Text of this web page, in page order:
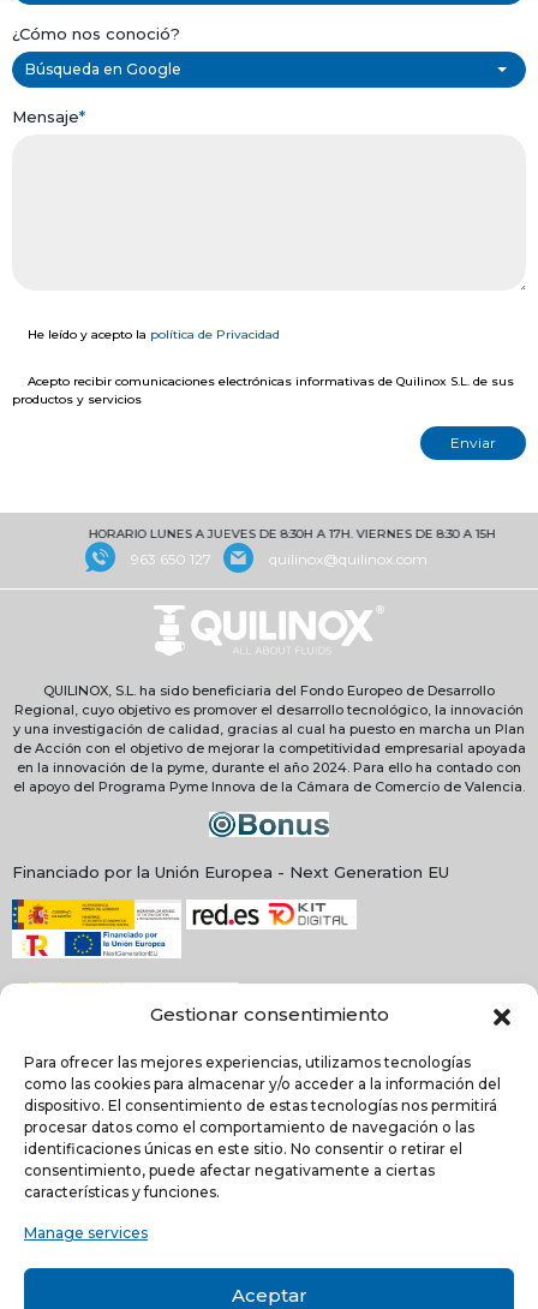
Gestionar consentimiento
Para ofrecer las mejores experiencias, utilizamos tecnologías
como las cookies para almacenar y/o acceder a la información del
dispositivo. El consentimiento de estas tecnologías nos permitirá
procesar datos como el comportamiento de navegación o las
identificaciones únicas en este sitio. No consentir o retirar el
consentimiento, puede afectar negativamente a ciertas
características y funciones.
Manage services
Aceptar
¿Cómo nos conoció?
Búsqueda en Google
Mensaje*
He leído y acepto la política de Privacidad
Acepto recibir comunicaciones electrónicas informativas de Quilinox S.L. de sus
productos y servicios
HORARIO LUNES A JUEVES DE 8:30H A 17H. VIERNES DE 8:30 A 15H
963 650 127 quilinox@quilinox.com
QUILINOX, S.L. ha sido beneficiaria del Fondo Europeo de Desarrollo
Regional, cuyo objetivo es promover el desarrollo tecnológico, la innovación
y una investigación de calidad, gracias al cual ha puesto en marcha un Plan
de Acción con el objetivo de mejorar la competitividad empresarial apoyada
en la innovación de la pyme, durante el año 2024. Para ello ha contado con
el apoyo del Programa Pyme Innova de la Cámara de Comercio de Valencia.
Financiado por la Unión Europea - Next Generation EU
NEWSLETTER
Acepto recibir comunicaciones electrónicas informativas de Quilinox S.L. de